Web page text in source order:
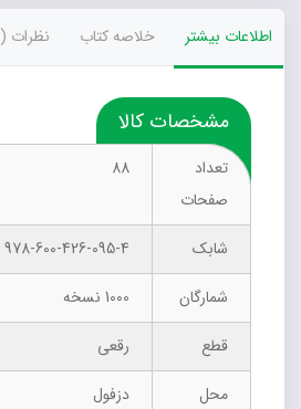
اطلاعات بیشتر خلاصه کتاب نظرات (0)
مشخصات کالا
تعداد
صفحات
88
شابک
978-600-426-095-4
شمارگان
1000 نسخه
قطع
رقعی
محل
دزفول